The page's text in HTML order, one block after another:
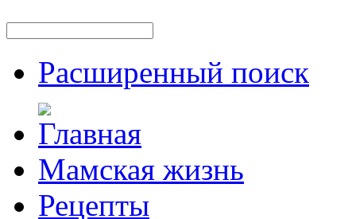
Расширенный поиск
Мамская жизнь
Рецепты